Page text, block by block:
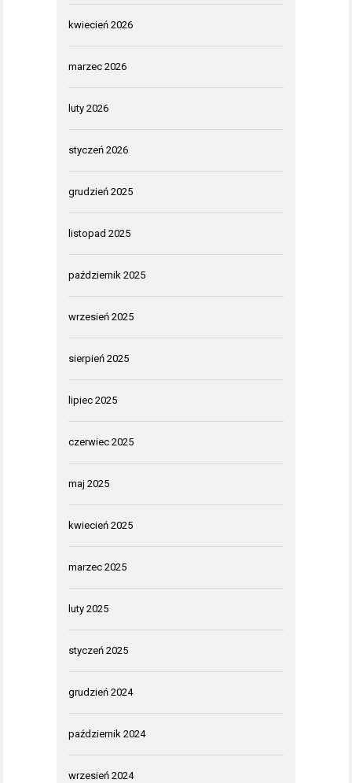
kwiecień 2026
marzec 2026
luty 2026
styczeń 2026
grudzień 2025
listopad 2025
październik 2025
wrzesień 2025
sierpień 2025
lipiec 2025
czerwiec 2025
maj 2025
kwiecień 2025
marzec 2025
luty 2025
styczeń 2025
grudzień 2024
październik 2024
wrzesień 2024